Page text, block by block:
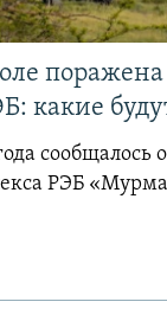
какие
сообщалось
РЭБ